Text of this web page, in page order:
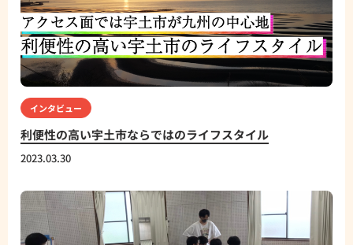
インタビュー
利便性の高い宇土市ならではのライフスタイル
2023.03.30